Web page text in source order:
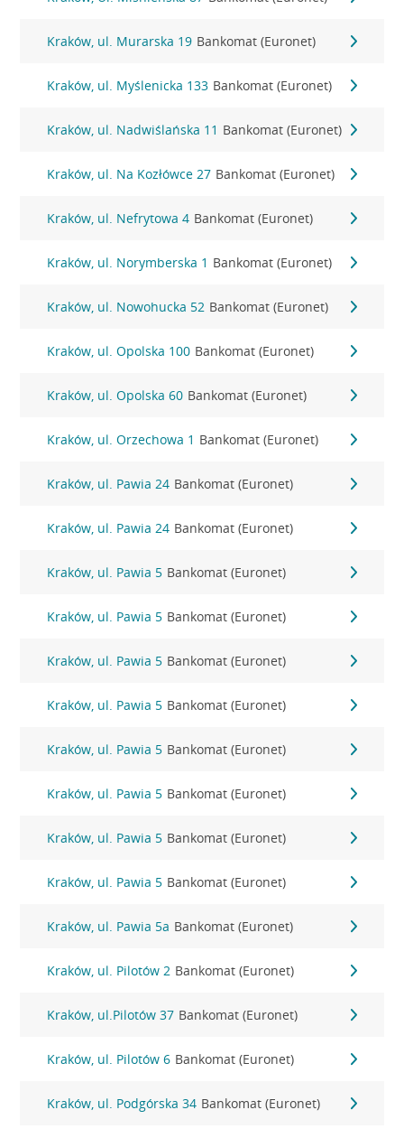
Kraków, ul. Murarska 19 Bankomat (Euronet)
Kraków, ul. Myślenicka 133 Bankomat (Euronet)
Kraków, ul. Nadwiślańska 11 Bankomat (Euronet)
Kraków, ul. Na Kozłówce 27 Bankomat (Euronet)
Kraków, ul. Nefrytowa 4 Bankomat (Euronet)
Kraków, ul. Norymberska 1 Bankomat (Euronet)
Kraków, ul. Nowohucka 52 Bankomat (Euronet)
Kraków, ul. Opolska 100 Bankomat (Euronet)
Kraków, ul. Opolska 60 Bankomat (Euronet)
Kraków, ul. Orzechowa 1 Bankomat (Euronet)
Kraków, ul. Pawia 24 Bankomat (Euronet)
Kraków, ul. Pawia 24 Bankomat (Euronet)
Kraków, ul. Pawia 5 Bankomat (Euronet)
Kraków, ul. Pawia 5 Bankomat (Euronet)
Kraków, ul. Pawia 5 Bankomat (Euronet)
Kraków, ul. Pawia 5 Bankomat (Euronet)
Kraków, ul. Pawia 5 Bankomat (Euronet)
Kraków, ul. Pawia 5 Bankomat (Euronet)
Kraków, ul. Pawia 5 Bankomat (Euronet)
Kraków, ul. Pawia 5 Bankomat (Euronet)
Kraków, ul. Pawia 5a Bankomat (Euronet)
Kraków, ul. Pilotów 2 Bankomat (Euronet)
Kraków, ul.Pilotów 37 Bankomat (Euronet)
Kraków, ul. Pilotów 6 Bankomat (Euronet)
Kraków, ul. Podgórska 34 Bankomat (Euronet)